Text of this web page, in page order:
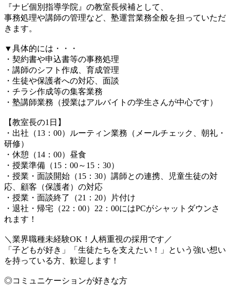
『ナビ個別指導学院』の教室長候補として、
事務処理や講師の管理など、塾運営業務全般を担っていただ
きます。
▼具体的には・・・
・契約書や申込書等の事務処理
・講師のシフト作成、育成管理
・生徒や保護者への対応、面談
・チラシ作成等の集客業務
・塾講師業務（授業はアルバイトの学生さんが中心です）
【教室長の1日】
・出社（13：00）ルーティン業務（メールチェック、朝礼・
研修）
・休憩（14：00）昼食
・授業準備（15：00～15：30）
・授業・面談開始（15：30）講師との連携、児童生徒の対
応、顧客（保護者）の対応
・授業・面談終了（21：20）片付け
・退社・帰宅（22：00）22：00にはPCがシャットダウンさ
れます！
＼業界職種未経験OK！人柄重視の採用です／
「子どもが好き」「生徒たちを支えたい！」という強い想い
を持っている方、歓迎します！
◎コミュニケーションが好きな方